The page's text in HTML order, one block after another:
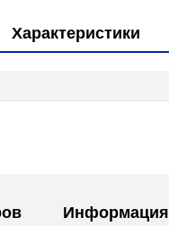
Характеристики
Информация